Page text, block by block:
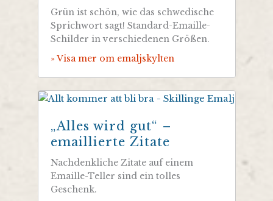
Grün ist schön, wie das schwedische
Sprichwort sagt! Standard-Emaille-
Schilder in verschiedenen Größen.
» Visa mer om emaljskylten
„Alles wird gut“ –
emaillierte Zitate
Nachdenkliche Zitate auf einem
Emaille-Teller sind ein tolles
Geschenk.